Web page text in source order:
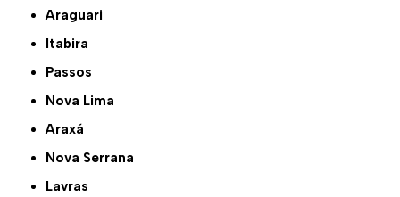
Araguari
Itabira
Passos
Nova Lima
Araxá
Nova Serrana
Lavras